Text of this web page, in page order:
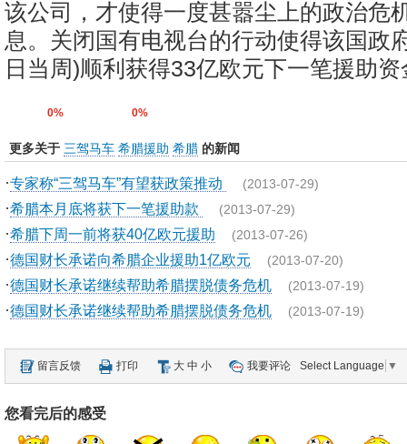
该公司，才使得一度甚嚣尘上的政治危
息。关闭国有电视台的行动使得该国政
日当周)顺利获得33亿欧元下一笔援助资
0% 0%
更多关于 三驾马车 希腊援助 希腊 的新闻
·专家称“三驾马车”有望获政策推动 (2013-07-29)
·希腊本月底将获下一笔援助款 (2013-07-29)
·希腊下周一前将获40亿欧元援助 (2013-07-26)
·德国财长承诺向希腊企业援助1亿欧元 (2013-07-20)
·德国财长承诺继续帮助希腊摆脱债务危机 (2013-07-19)
·德国财长承诺继续帮助希腊摆脱债务危机 (2013-07-19)
留言反馈 打印 大 中 小 我要评论 Select Language ▼
您看完后的感受